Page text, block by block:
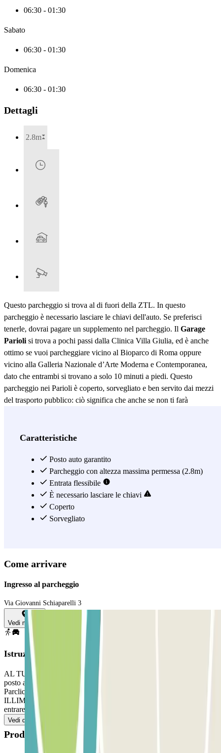
06:30 - 01:30
Sabato
06:30 - 01:30
Domenica
06:30 - 01:30
Dettagli
2.8m
Questo parcheggio si trova al di fuori della ZTL. In questo
parcheggio è necessario lasciare le chiavi dell'auto. Se preferisci
tenerle, dovrai pagare un supplemento nel parcheggio. Il Garage
Parioli si trova a pochi passi dalla Clinica Villa Giulia, ed è anche
ottimo se vuoi parcheggiare vicino al Bioparco di Roma oppure
vicino alla Galleria Nazionale d’Arte Moderna e Contemporanea,
dato che entrambi si trovano a solo 10 minuti a piedi. Questo
parcheggio nei Parioli è coperto, sorvegliato e ben servito dai mezzi
del trasporto pubblico: ciò significa che anche se non ti farà
ferma infatti la linea 3 di tram, grazie alla quale potrai spostarti
ovviamente dalla Basilica di San Giovanni in Laterano, dal Circo
Massimo e anche dal celebre Colosseo! Il Garage Parioli ti permette
poi di parcheggiare vicino alla Stazione di Euclide, dalla quale, se
non sei qui per visitare Roma, potrai arrivare a Civita Castellana e a
Viterbo. Le possibilità sono infinite, ma il numero di parcheggi a
Roma nei Parioli no, quindi prenota subito il tuo posto auto nel
Caratteristiche
Posto auto garantito
Parcheggio con altezza massima permessa (2.8m)
Entrata flessibile
È necessario lasciare le chiavi
Coperto
Sorvegliato
Come arrivare
Ingresso al parcheggio
Via Giovanni Schiaparelli 3
Vedi mappa
Istruzioni
AL TUO ARRIVO, accedi al parcheggio. Parcheggia in qualsiasi
posto auto libero. Vai alla cabina di controllo con la tua prenotazione
Parclick. SE IL TUO PASS INCLUDE ENTRATE E USCITE
ILLIMITATE, segui il processo indicato precedentemente per
entrare e uscire.
Vedi di più
Prodotti disponibili